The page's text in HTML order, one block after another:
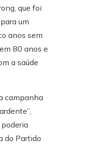
que foi
um
anos sem
80 anos e
a saúde
campanha
poderia
do Partido